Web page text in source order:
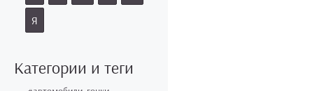
Я
Категории и теги